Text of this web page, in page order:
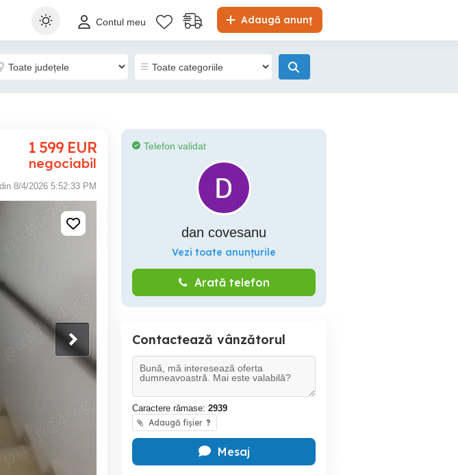
Adaugă anunț
Contul meu
1 599 EUR
negociabil
8/4/2026 5:52:33 PM
Telefon validat
dan covesanu
Vezi toate anunțurile
Arată telefon
Contactează vânzătorul
Caractere rămase: 2939
Adaugă fișier ?
Mesaj